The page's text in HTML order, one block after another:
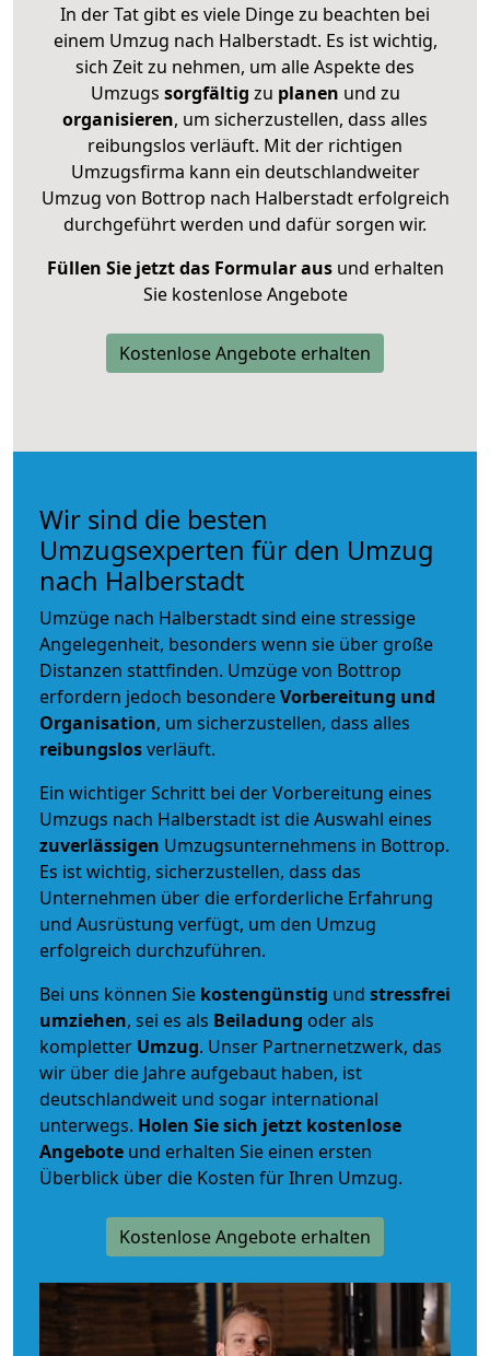
In der Tat gibt es viele Dinge zu beachten bei
einem Umzug nach Halberstadt. Es ist wichtig,
sich Zeit zu nehmen, um alle Aspekte des
Umzugs sorgfältig zu planen und zu
organisieren, um sicherzustellen, dass alles
reibungslos verläuft. Mit der richtigen
Umzugsfirma kann ein deutschlandweiter
Umzug von Bottrop nach Halberstadt erfolgreich
durchgeführt werden und dafür sorgen wir.
Füllen Sie jetzt das Formular ausund erhalten
Sie kostenlose Angebote
Kostenlose Angebote erhalten
Wir sind die besten
Umzugsexperten für den Umzug
nach Halberstadt
Umzüge nach Halberstadt sind eine stressige
Angelegenheit, besonders wenn sie über große
Distanzen stattfinden. Umzüge von Bottrop
erfordern jedoch besondereVorbereitung und
Organisation, um sicherzustellen, dass alles
reibungslosverläuft.
Ein wichtiger Schritt bei der Vorbereitung eines
Umzugs nach Halberstadt ist die Auswahl eines
zuverlässigen Umzugsunternehmens in Bottrop.
Es ist wichtig, sicherzustellen, dass das
Unternehmen über die erforderliche Erfahrung
und Ausrüstung verfügt, um den Umzug
erfolgreich durchzuführen.
Bei uns können Sie kostengünstig und stressfrei
umziehen, sei es als Beiladung oder als
kompletter Umzug. Unser Partnernetzwerk, das
wir über die Jahre aufgebaut haben, ist
deutschlandweit und sogar international
unterwegs. Holen Sie sich jetzt kostenlose
Angebote und erhalten Sie einen ersten
Überblick über die Kosten für Ihren Umzug.
Kostenlose Angebote erhalten